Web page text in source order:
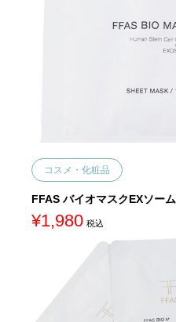
コスメ・化粧品
FFAS バイオマスクEXソーム
¥1,980 税込